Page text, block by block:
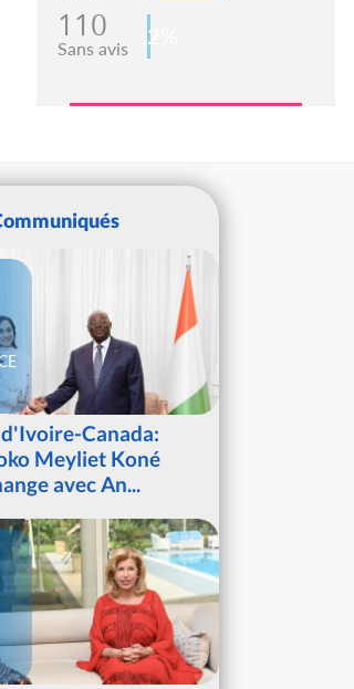
110
Sans avis 2%
Canada:
Meyliet Koné
avec An...